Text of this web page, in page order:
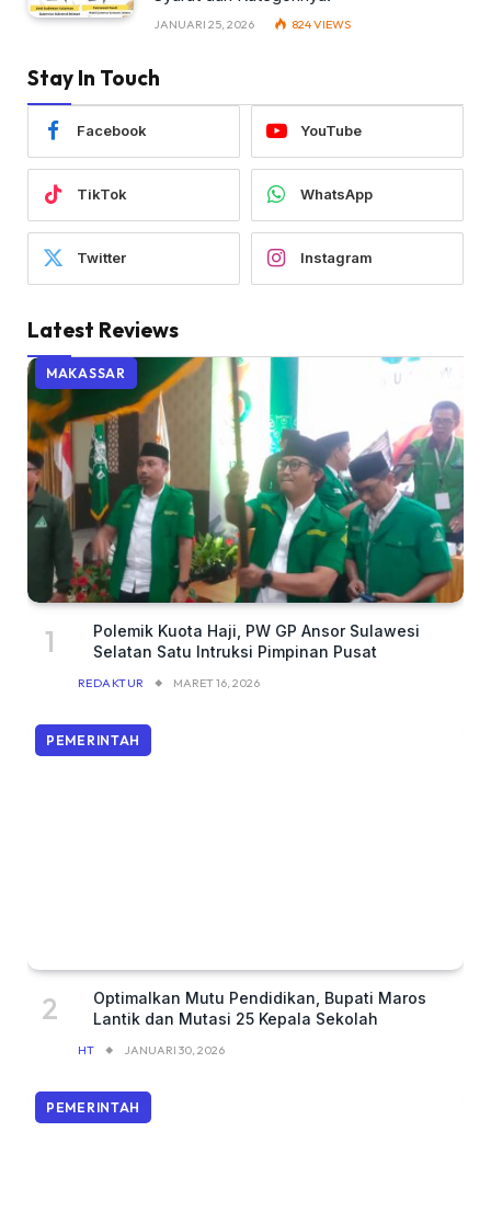
JANUARI 25, 2026 824VIEWS
Stay In Touch
Facebook YouTube
TikTok WhatsApp
Twitter Instagram
Latest Reviews
MAKASSAR
Polemik Kuota Haji, PW GP Ansor Sulawesi
Selatan Satu Intruksi Pimpinan Pusat
REDAKTUR MARET 16, 2026
PEMERINTAH
Optimalkan Mutu Pendidikan, Bupati Maros
Lantik dan Mutasi 25 Kepala Sekolah
HT JANUARI 30, 2026
PEMERINTAH